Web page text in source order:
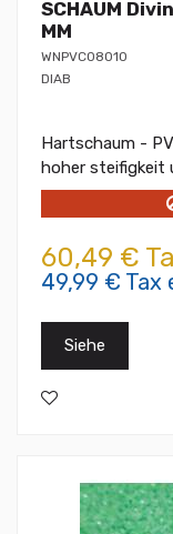
SCHAUM
MM
WNPVC08010
DIAB
Hartschaum -
hoher steifigkeit
60,49 €
49,99 € Tax
Siehe